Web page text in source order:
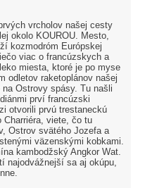
vrcholov našej cesty
okolo KOUROU. Mesto,
kozmodróm Európskej
viac o francúzskych a
miesta, ktoré je po myse
odletov raketoplánov našej
Ostrovy spásy. Tu našli
prví francúzski
otvorili prvú trestaneckú
Charriéra, viete, čo tu
Ostrov svätého Jozefa a
väzenskými kobkami.
kambodžský Angkor Wat.
najodvážnejší sa aj okúpu,